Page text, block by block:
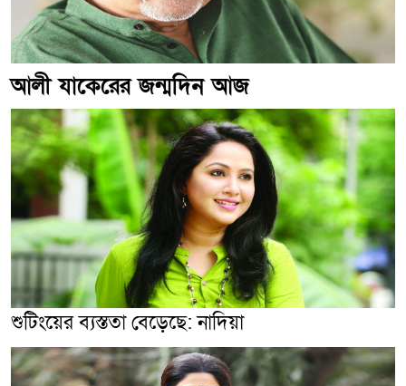
আলী যাকেরের জন্মদিন আজ
শুটিংয়ের ব্যস্ততা বেড়েছে: নাদিয়া